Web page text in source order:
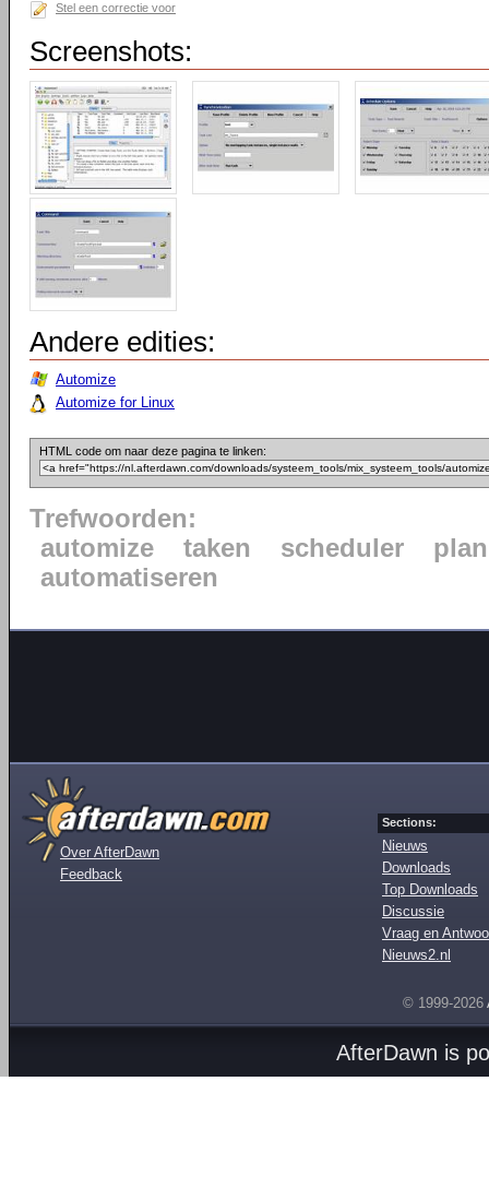
Stel een correctie voor
Screenshots:
Andere edities:
Automize
Automize for Linux
HTML code om naar deze pagina te linken:
Trefwoorden:
automize
taken scheduler
automatiseren
Over AfterDawn
Feedback
Sections:
Nieuws
Downloads
Top Downloads
Discussie
Vraag en
Nieuws2.nl
© 1999-2026
AfterDawn is